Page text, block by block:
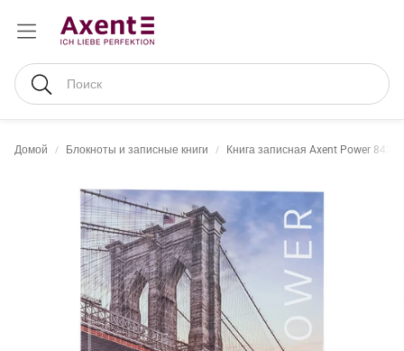
Поиск
Домой Блокноты и записные книги Книга записная Axent Power